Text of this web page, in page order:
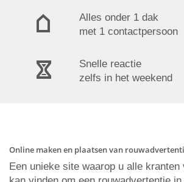
Alles onder 1 dak
met 1 contactpersoon
Snelle reactie
zelfs in het weekend
Online maken en plaatsen van
Een unieke site waarop u alle kranten